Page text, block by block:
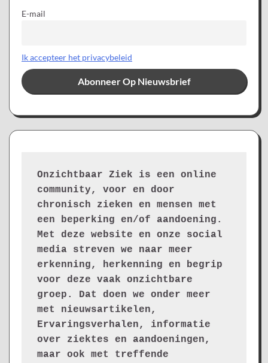
E-mail
Ik accepteer het privacybeleid
Onzichtbaar Ziek is een online
community, voor en door
chronisch zieken en mensen met
een beperking en/of aandoening.
Met deze website en onze social
media streven we naar meer
erkenning, herkenning en begrip
voor deze vaak onzichtbare
groep. Dat doen we onder meer
met nieuwsartikelen,
Ervaringsverhalen, informatie
over ziektes en aandoeningen,
maar ook met treffende